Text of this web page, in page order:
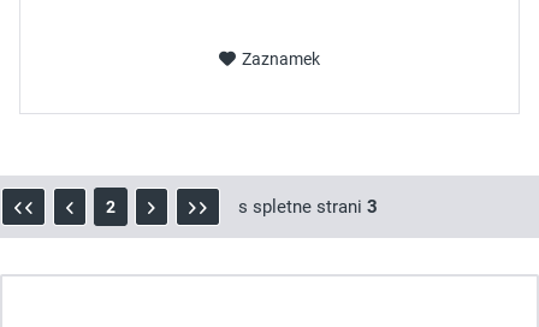
Zaznamek
2 s spletne strani 3